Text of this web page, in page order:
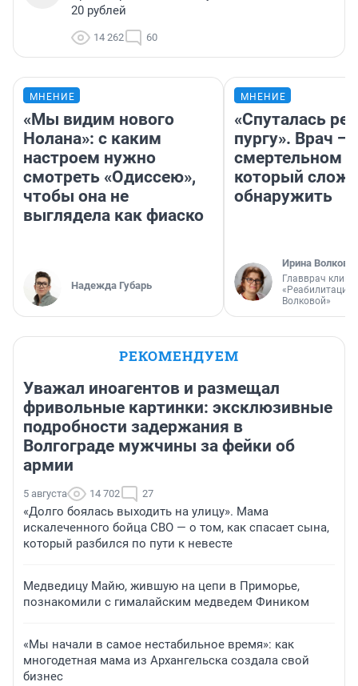
20 рублей
14 262 60
МНЕНИЕ
«Мы видим нового
Нолана»: с каким
настроем нужно
смотреть «Одиссею»,
чтобы она не
выглядела как фиаско
Надежда Губарь
МНЕНИЕ
«Спуталась
пургу». Врач —
смертельном
который
обнаружить
Ирина Волкова
Главврач
«Реабилитация
Волковой»
РЕКОМЕНДУЕМ
Уважал иноагентов и размещал
фривольные картинки: эксклюзивные
подробности задержания в
Волгограде мужчины за фейки об
армии
5 августа 14 702 27
«Долго боялась выходить на улицу». Мама
искалеченного бойца СВО — о том, как спасает сына,
который разбился по пути к невесте
Медведицу Майю, жившую на цепи в Приморье,
познакомили с гималайским медведем Фиником
«Мы начали в самое нестабильное время»: как
многодетная мама из Архангельска создала свой
бизнес